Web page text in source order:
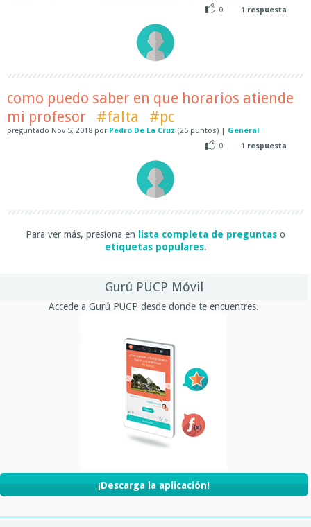
0
1 respuesta
como puedo saber en que horarios atiende
mi profesor
#falta #pc
preguntado Nov 5, 2018 por Pedro De La Cruz (25 puntos) | General
0
1 respuesta
Para ver más, presiona en lista completa de preguntas o
etiquetas populares.
Gurú PUCP Móvil
Accede a Gurú PUCP desde donde te encuentres.
¡Descarga la aplicación!